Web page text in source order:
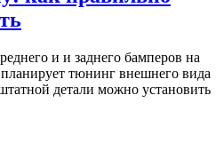
и и заднего бамперов на
тюнинг внешнего вида
детали можно установить